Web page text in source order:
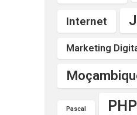
Internet
Marketing
Pascal PHP